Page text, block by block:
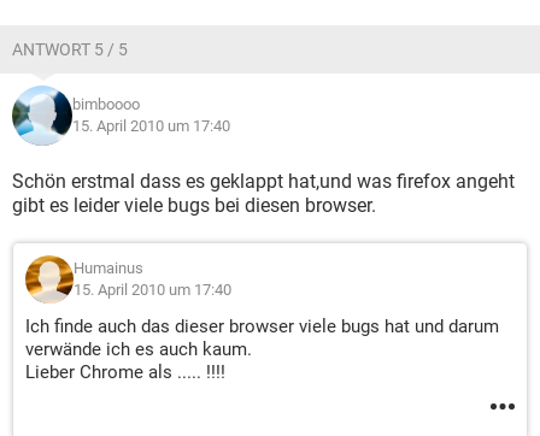
ANTWORT 5 / 5
bimboooo
15. April 2010 um 17:40
Schön erstmal dass es geklappt hat,und was firefox angeht
gibt es leider viele bugs bei diesen browser.
Humainus
15. April 2010 um 17:40
Ich finde auch das dieser browser viele bugs hat und darum
verwände ich es auch kaum.
Lieber Chrome als ..... !!!!